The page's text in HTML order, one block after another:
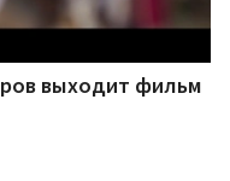
выходит фильм